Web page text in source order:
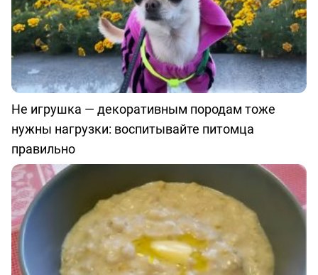
Не игрушка — декоративным породам тоже
нужны нагрузки: воспитывайте питомца
правильно